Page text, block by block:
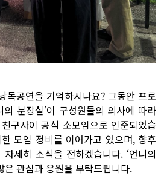
독공연을 기억하시나요? 그동안 프로
의 분장실’이 구성원들의 의사에 따라
구사이 공식 소모임으로 인준되었습
모임 정비를 이어가고 있으며, 향후
세히 소식을 전하겠습니다. ‘언니의
은 관심과 응원을 부탁드립니다.